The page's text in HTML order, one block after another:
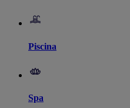
Piscina
Spa